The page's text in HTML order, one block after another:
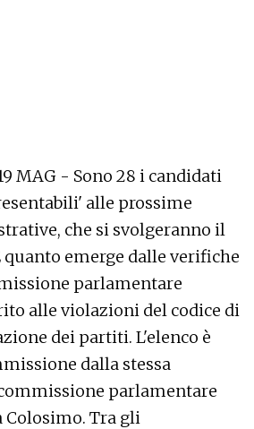
MAG - Sono 28 i candidati
alle prossime
che si svolgeranno il
quanto emerge dalle verifiche
parlamentare
alle violazioni del codice di
dei partiti. L'elenco è
dalla stessa
parlamentare
Colosimo. Tra gli